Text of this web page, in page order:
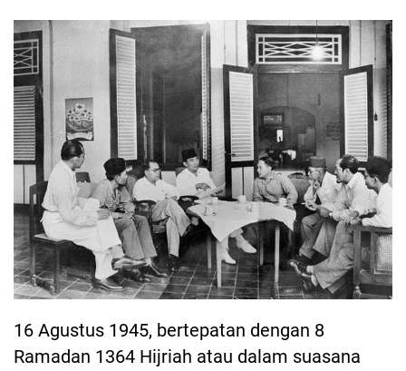
16 Agustus 1945, bertepatan dengan 8
Ramadan 1364 Hijriah atau dalam suasana